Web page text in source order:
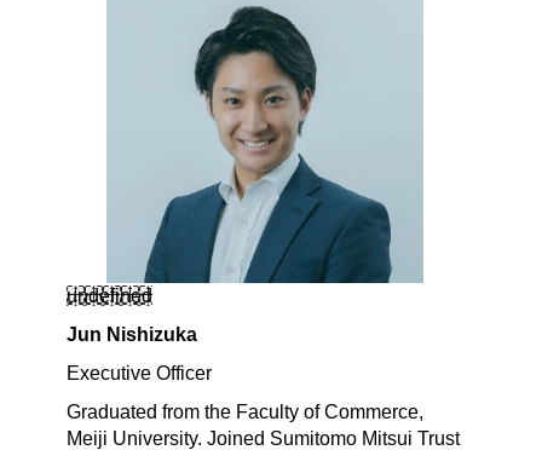
undefined
Jun Nishizuka
Executive Officer
Graduated from the Faculty of Commerce,
Meiji University. Joined Sumitomo Mitsui Trust